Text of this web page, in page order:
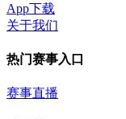
App下载
关于我们
热门赛事入口
赛事直播